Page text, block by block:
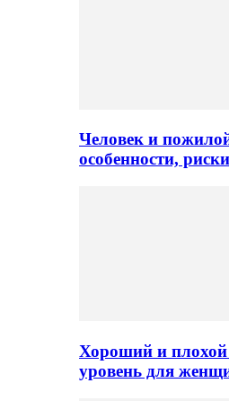
Человек и
особенности,
Хороший и плохой
уровень для